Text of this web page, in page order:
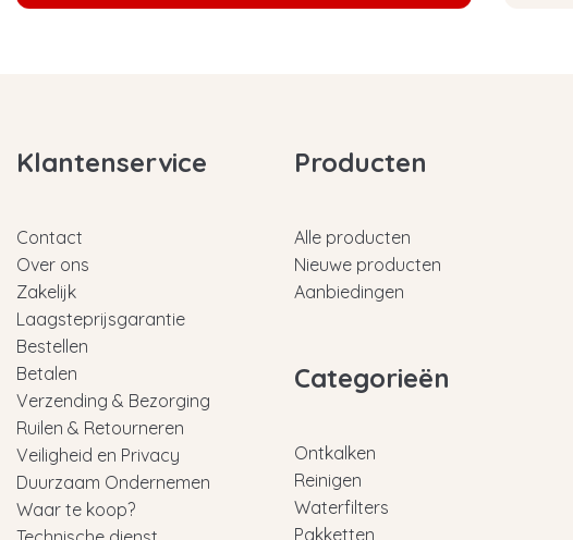
Klantenservice
Contact
Over ons
Zakelijk
Laagsteprijsgarantie
Bestellen
Betalen
Verzending & Bezorging
Ruilen & Retourneren
Veiligheid en Privacy
Duurzaam Ondernemen
Waar te koop?
Producten
Alle producten
Nieuwe producten
Aanbiedingen
Categorieën
Ontkalken
Reinigen
Waterfilters
Pakketten